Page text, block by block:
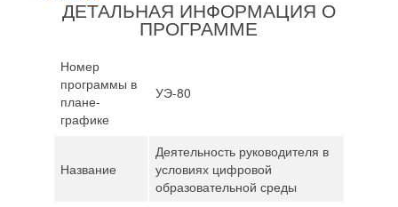
ДЕТАЛЬНАЯ ИНФОРМАЦИЯ О
ПРОГРАММЕ
Номер
программы в
плане-
графике
УЭ-80
Название
Деятельность руководителя в
условиях цифровой
образовательной среды